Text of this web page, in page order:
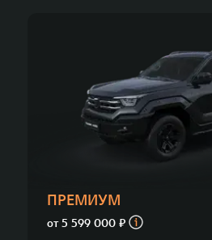
ПРЕМИУМ
от5 599 000 ₽